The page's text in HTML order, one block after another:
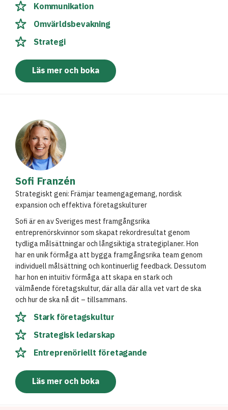
Kommunikation
Omvärldsbevakning
Strategi
Läs mer och boka
Sofi Franzén
Strategiskt geni: Främjar teamengagemang, nordisk
expansion och effektiva företagskulturer
Sofi är en av Sveriges mest framgångsrika
entreprenörskvinnor som skapat rekordresultat genom
tydliga målsättningar och långsiktiga strategiplaner. Hon
har en unik förmåga att bygga framgångsrika team genom
individuell målsättning och kontinuerlig feedback. Dessutom
har hon en intuitiv förmåga att skapa en stark och
välmående företagskultur, där alla där alla vet vart de ska
och hur de ska nå dit – tillsammans.
Stark företagskultur
Strategisk ledarskap
Entreprenöriellt företagande
Läs mer och boka